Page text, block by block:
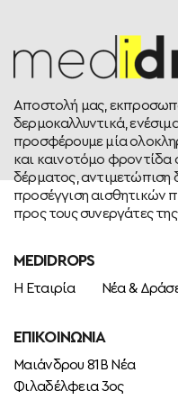
Αποστολή μας,
δερμοκαλλυντικά,
προσφέρουμε μία
και καινοτόμο
δέρματος, αντιμετώπιση
προσέγγιση αισθητικών
προς τους συνεργάτες
MEDIDROPS
Η Εταιρία Νέα &
ΕΠΙΚΟΙΝΩΝΊΑ
Μαιάνδρου 81Β Νέα
Φιλαδέλφεια 3ος